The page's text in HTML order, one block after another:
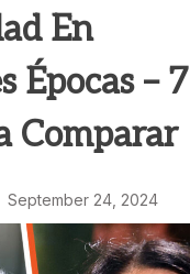
En
Épocas – 7
Comparar
September 24, 2024